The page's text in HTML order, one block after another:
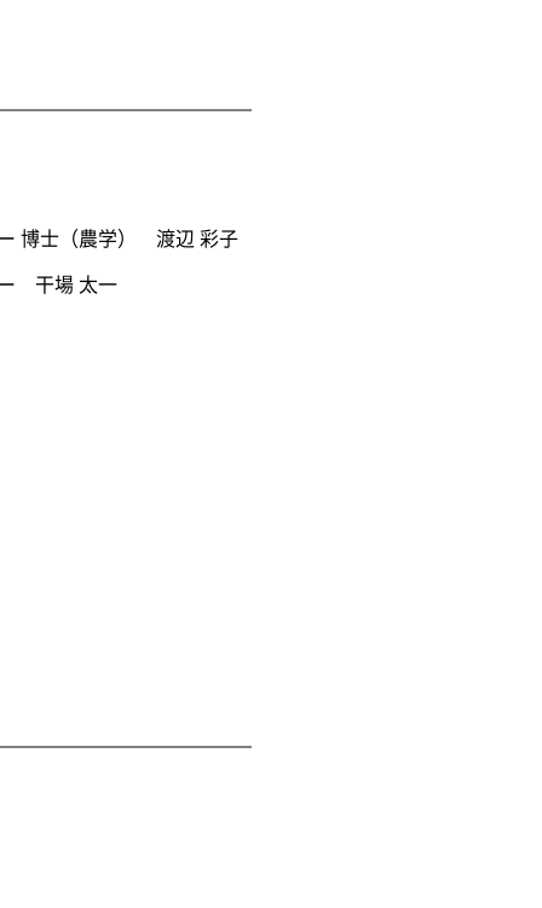
博士（農学） 渡辺 彩子
干場 太一